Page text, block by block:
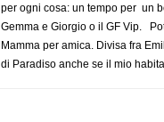
per ogni cosa: un tempo per un
Gemma e Giorgio o il GF Vip.
Mamma per amica. Divisa fra
di Paradiso anche se il mio